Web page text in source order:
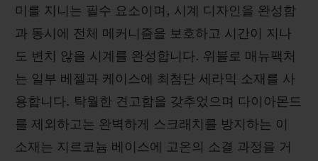
미를 지니는 필수 요소이며, 시계 디자인을 완성함
과 동시에 전체 메커니즘을 보호하고 시간이 지나
도 변치 않을 시계를 완성합니다. 위블로 매뉴팩처
는 일부 베젤과 케이스에 최첨단 세라믹 소재를 사
용합니다. 탁월한 견고함을 갖추었으며 다이아몬드
를 제외하고는 완벽하게 스크래치를 방지하는 이
소재는 지르코늄 베이스에 고온의 소결 과정을 거